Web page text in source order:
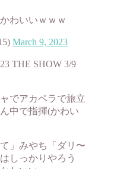
わいいｗｗｗ
March 9, 2023
THE SHOW 3/9
でアカペラで旅立
中で指揮(かわい
」みやち「ダリ〜
しっかりやろう